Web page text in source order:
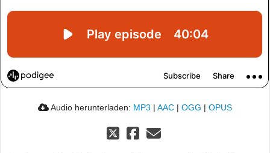
Audio herunterladen: MP3 | AAC | OGG | OPUS